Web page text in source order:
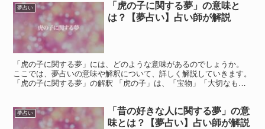
夢占い
「虎の子に関する夢」の意味と
は？【夢占い】占い師が解説
「虎の子に関する夢」には、どのような意味があるのでしょうか。
ここでは、夢占いの意味や解釈について、詳しく解説していきます。
「虎の子に関する夢」の解釈 「虎の子」は、「宝物」「大切なも
夢占い
「昔の好きな人に関する夢」の意
味とは？【夢占い】占い師が解説